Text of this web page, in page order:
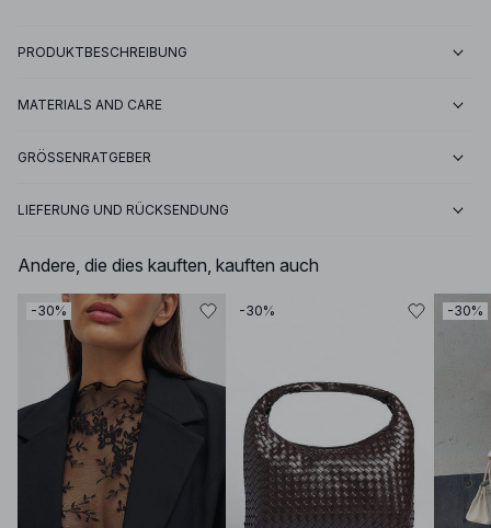
PRODUKTBESCHREIBUNG
MATERIALS AND CARE
GRÖSSENRATGEBER
LIEFERUNG UND RÜCKSENDUNG
Andere, die dies kauften, kauften auch
-30% -30% -30%